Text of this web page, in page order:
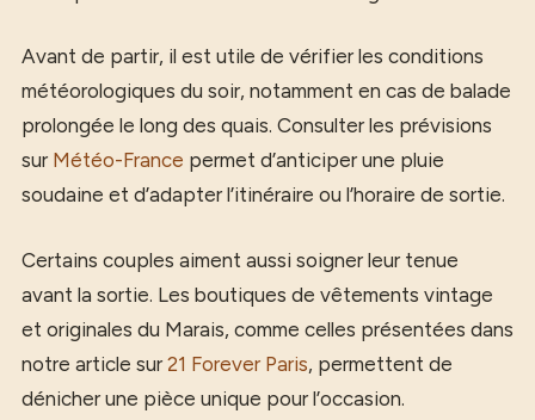
Avant de partir, il est utile de vérifier les conditions
météorologiques du soir, notamment en cas de balade
prolongée le long des quais. Consulter les prévisions
sur Météo-France permet d’anticiper une pluie
soudaine et d’adapter l’itinéraire ou l’horaire de sortie.
Certains couples aiment aussi soigner leur tenue
avant la sortie. Les boutiques de vêtements vintage
et originales du Marais, comme celles présentées dans
notre article sur 21 Forever Paris, permettent de
dénicher une pièce unique pour l’occasion.